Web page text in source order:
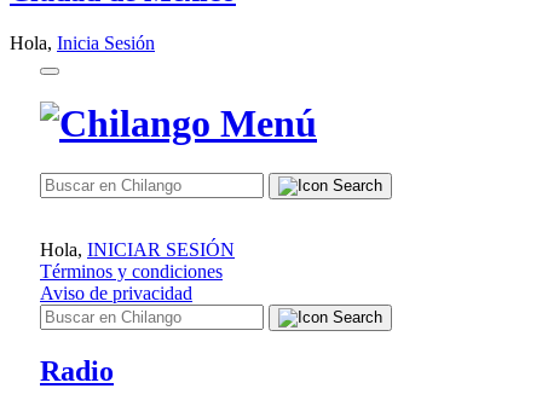
Hola, Inicia Sesión
Hola, INICIAR SESIÓN
Términos y condiciones
Aviso de privacidad
Radio